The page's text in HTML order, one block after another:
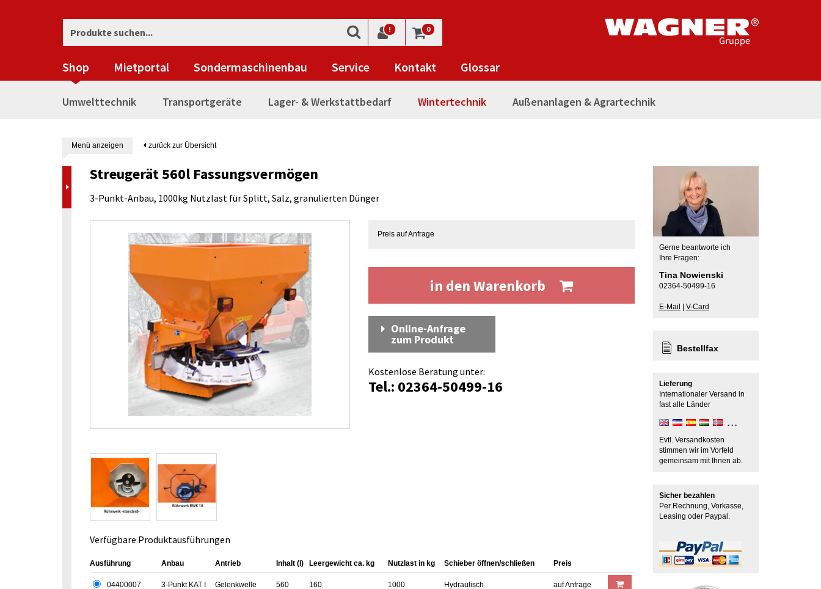
! 0
Shop Mietportal Sondermaschinenbau Service Kontakt Glossar
Umwelttechnik Transportgeräte Lager- & Werkstattbedarf Wintertechnik Außenanlagen & Agrartechnik
Menü anzeigen zurück zur Übersicht
Streugerät 560l Fassungsvermögen
3-Punkt-Anbau, 1000kg Nutzlast für Splitt, Salz, granulierten Dünger
Preis auf Anfrage
in den Warenkorb
Online-Anfrage
zum Produkt
Kostenlose Beratung unter:
Tel.: 02364-50499-16
Verfügbare Produktausführungen
Ausführung Anbau Antrieb Inhalt (l) Leergewicht ca. kg Nutzlast in kg Schieber öffnen/schließen Preis
04400007 3-Punkt KAT I Gelenkwelle 560 160 1000 Hydraulisch auf Anfrage
Gerne beantworte ich
Ihre Fragen:
Tina Nowienski
02364-50499-16
E-Mail V-Card
Bestellfax
Lieferung
Internationaler Versand in
fast alle Länder
Evtl. Versandkosten
stimmen wir im Vorfeld
gemeinsam mit Ihnen ab.
Sicher bezahlen
Per Rechnung, Vorkasse,
Leasing oder Paypal.